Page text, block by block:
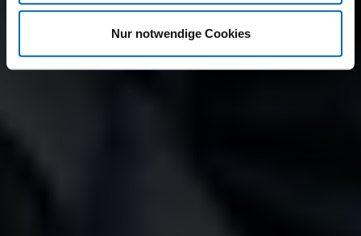
Nur notwendige Cookies